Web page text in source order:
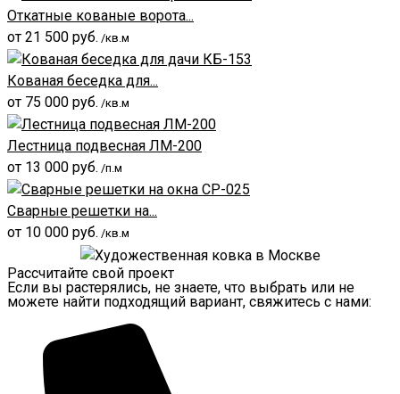
Откатные кованые ворота...
от 21 500 руб. /кв.м
Кованая беседка для...
от 75 000 руб. /кв.м
Лестница подвесная ЛМ-200
от 13 000 руб. /п.м
Сварные решетки на...
от 10 000 руб. /кв.м
Рассчитайте свой проект
Если вы растерялись, не знаете, что выбрать или не
можете найти подходящий вариант, свяжитесь с нами: